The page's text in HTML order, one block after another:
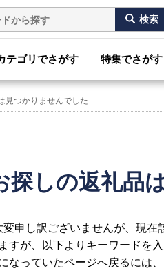
テゴリでさがす 特集でさがす
見つかりませんでした
探しの返礼品
変申し訳ございませんが、現在
すが、以下よりキーワードを
なっていたページへ戻るには